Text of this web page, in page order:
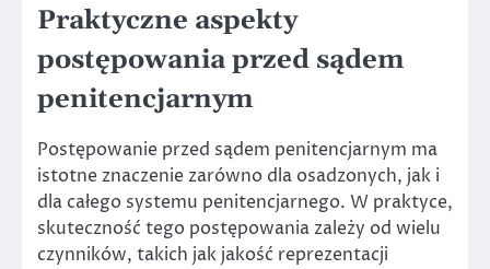
Praktyczne aspekty
postępowania przed sądem
penitencjarnym
Postępowanie przed sądem penitencjarnym ma
istotne znaczenie zarówno dla osadzonych, jak i
dla całego systemu penitencjarnego. W praktyce,
skuteczność tego postępowania zależy od wielu
czynników, takich jak jakość reprezentacji